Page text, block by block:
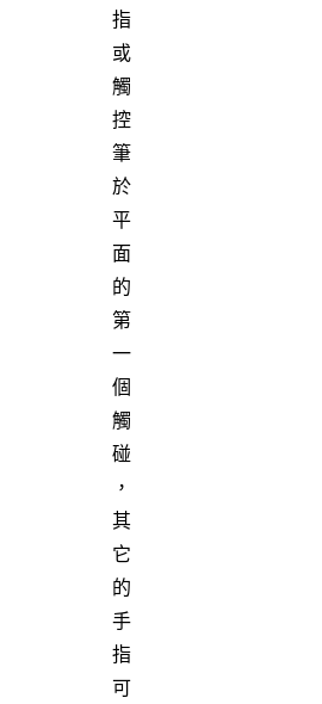
指
或
觸
控
筆
於
平
面
的
第
一
個
觸
碰
，
其
它
的
手
指
可